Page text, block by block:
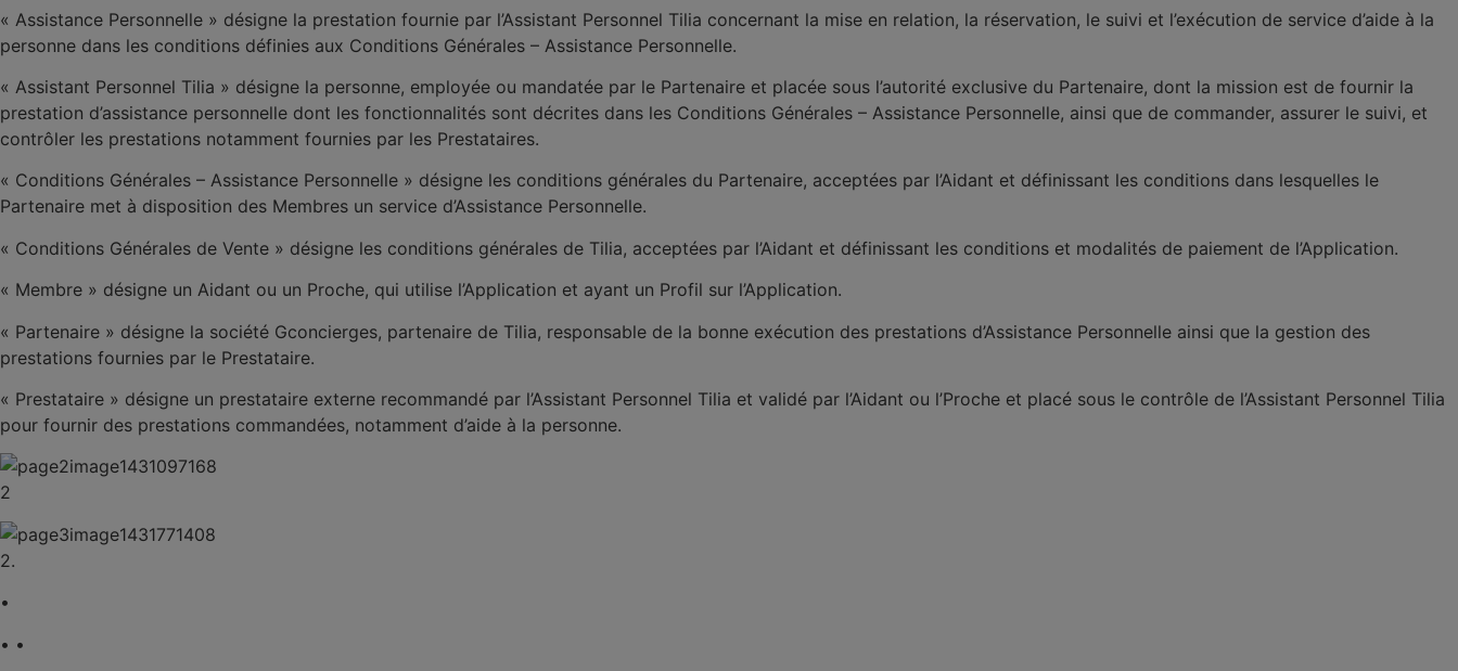
« Assistance Personnelle » désigne la prestation fournie par l’Assistant Personnel Tilia concernant la mise en relation, la réservation, le suivi et l’exécution de service d’aide à la
personne dans les conditions définies aux Conditions Générales – Assistance Personnelle.
« Assistant Personnel Tilia » désigne la personne, employée ou mandatée par le Partenaire et placée sous l’autorité exclusive du Partenaire, dont la mission est de fournir la
prestation d’assistance personnelle dont les fonctionnalités sont décrites dans les Conditions Générales – Assistance Personnelle, ainsi que de commander, assurer le suivi, et
contrôler les prestations notamment fournies par les Prestataires.
« Conditions Générales – Assistance Personnelle » désigne les conditions générales du Partenaire, acceptées par l’Aidant et définissant les conditions dans lesquelles le
Partenaire met à disposition des Membres un service d’Assistance Personnelle.
« Conditions Générales de Vente » désigne les conditions générales de Tilia, acceptées par l’Aidant et définissant les conditions et modalités de paiement de l’Application.
« Membre » désigne un Aidant ou un Proche, qui utilise l’Application et ayant un Profil sur l’Application.
« Partenaire » désigne la société Gconcierges, partenaire de Tilia, responsable de la bonne exécution des prestations d’Assistance Personnelle ainsi que la gestion des
prestations fournies par le Prestataire.
« Prestataire » désigne un prestataire externe recommandé par l’Assistant Personnel Tilia et validé par l’Aidant ou l’Proche et placé sous le contrôle de l’Assistant Personnel Tilia
pour fournir des prestations commandées, notamment d’aide à la personne.
2
2.
•
• •